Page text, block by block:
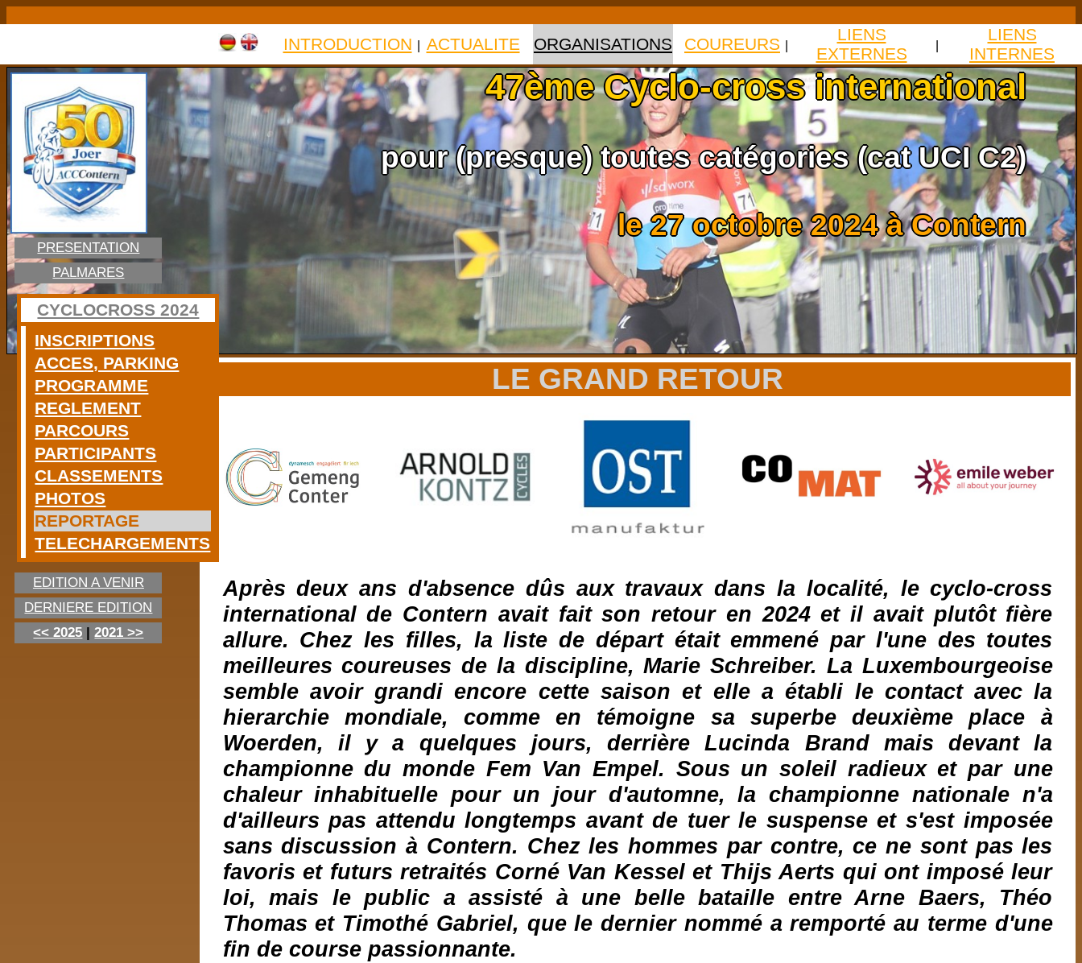
PRESENTATION
PALMARES
CYCLOCROSS 2024
INSCRIPTIONS
ACCES, PARKING
PROGRAMME
REGLEMENT
PARCOURS
PARTICIPANTS
CLASSEMENTS
PHOTOS
REPORTAGE
TELECHARGEMENTS
EDITION A VENIR
DERNIERE EDITION
<< 2025 |2021 >>
INTRODUCTION ACTUALITE ORGANISATIONS COUREURS
LIENS
EXTERNES
LIENS
INTERNES
47ème Cyclo-cross international
pour (presque) toutes catégories (cat UCI C2)
le 27 octobre 2024 à Contern
LE GRAND RETOUR
Après deux ans d'absence dûs aux travaux dans la localité, le cyclo-cross
international de Contern avait fait son retour en 2024 et il avait plutôt fière
allure. Chez les filles, la liste de départ était emmené par l'une des toutes
meilleures coureuses de la discipline, Marie Schreiber. La Luxembourgeoise
semble avoir grandi encore cette saison et elle a établi le contact avec la
hierarchie mondiale, comme en témoigne sa superbe deuxième place à
Woerden, il y a quelques jours, derrière Lucinda Brand mais devant la
championne du monde Fem Van Empel. Sous un soleil radieux et par une
chaleur inhabituelle pour un jour d'automne, la championne nationale n'a
d'ailleurs pas attendu longtemps avant de tuer le suspense et s'est imposée
sans discussion à Contern. Chez les hommes par contre, ce ne sont pas les
favoris et futurs retraités Corné Van Kessel et Thijs Aerts qui ont imposé leur
loi, mais le public a assisté à une belle bataille entre Arne Baers, Théo
Thomas et Timothé Gabriel, que le dernier nommé a remporté au terme d'une
fin de course passionnante.